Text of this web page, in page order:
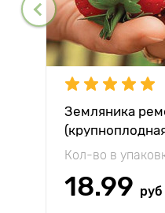
Земляника
Кол-во в
18.99 руб